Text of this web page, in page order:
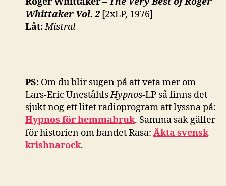
Whittaker Vol. 2 [2xLP, 1976]
Låt:Mistral
PS: Om du blir sugen på att veta mer om
Lars-Eric UneståhlsHypnos-LP så finns det
sjukt nog ett litet radioprogram att lyssna på:
Hypnos för hemmabruk. Samma sak gäller
för historien om bandet Rasa: Äkta svensk
krishnarock.